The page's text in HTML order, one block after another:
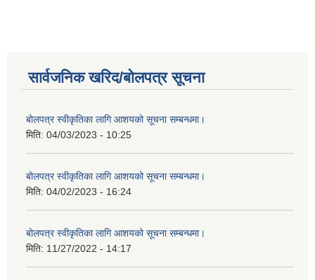
सार्वजनिक खरिद/बोलपत्र सूचना
बोलपत्र स्वीकृतिका लागि आशयको सूचना सम्बन्धमा।
मिति: 04/03/2023 - 10:25
बोलपत्र स्वीकृतिका लागि आशयको सूचना सम्बन्धमा।
मिति: 04/02/2023 - 16:24
बोलपत्र स्वीकृतिका लागि आशयको सूचना सम्बन्धमा।
मिति: 11/27/2022 - 14:17